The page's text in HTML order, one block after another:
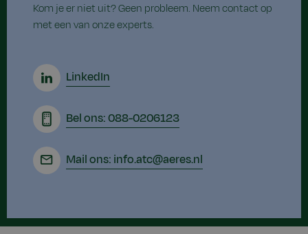
Kom je er niet uit? Geen probleem. Neem contact op
met een van onze experts.
LinkedIn
Bel ons: 088-0206123
Mail ons: info.atc@aeres.nl